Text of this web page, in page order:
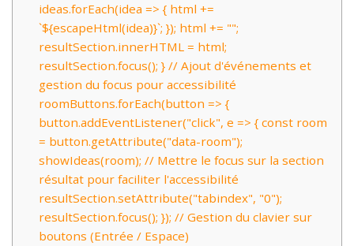
ideas.forEach(idea => { html +=
`${escapeHtml(idea)}`; }); html += "";
resultSection.innerHTML = html;
resultSection.focus(); } // Ajout d'événements et
gestion du focus pour accessibilité
roomButtons.forEach(button => {
button.addEventListener("click", e => { const room
= button.getAttribute("data-room");
showIdeas(room); // Mettre le focus sur la section
résultat pour faciliter l'accessibilité
resultSection.setAttribute("tabindex", "0");
resultSection.focus(); }); // Gestion du clavier sur
boutons (Entrée / Espace)